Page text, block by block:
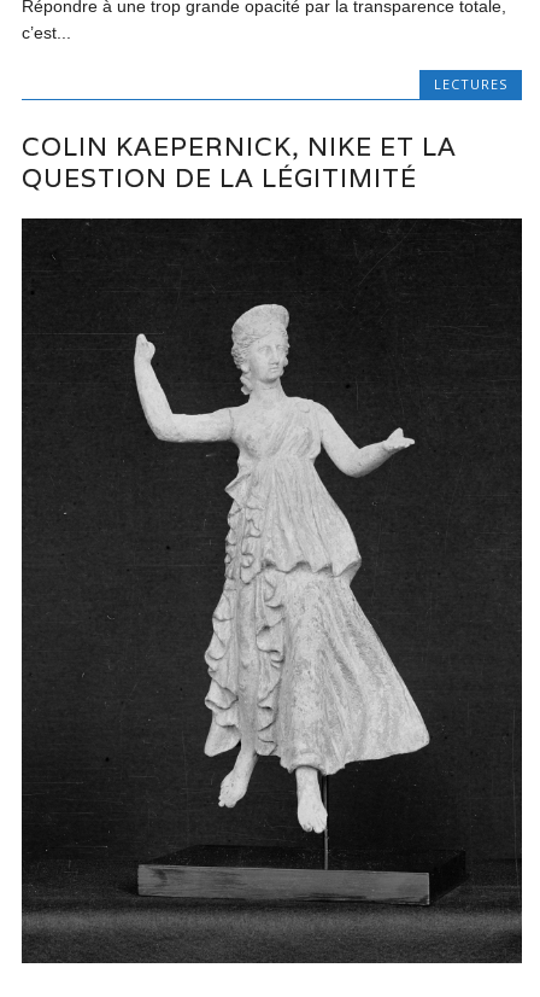
Répondre à une trop grande opacité par la transparence totale,
c’est...
LECTURES
COLIN KAEPERNICK, NIKE ET LA
QUESTION DE LA LÉGITIMITÉ